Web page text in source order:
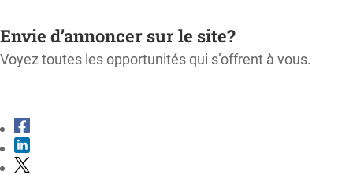
Envie d’annoncer sur le site?
Voyez toutes les opportunités qui s’offrent à vous.